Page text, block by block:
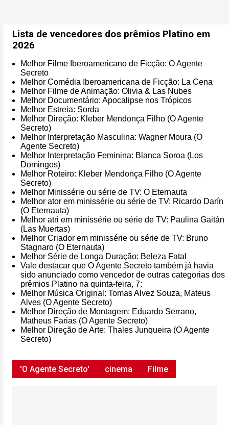
Lista de vencedores dos prêmios Platino em
2026
Melhor Filme Iberoamericano de Ficção: O Agente
Secreto
Melhor Comédia Iberoamericana de Ficção: La Cena
Melhor Filme de Animação: Olivia & Las Nubes
Melhor Documentário: Apocalipse nos Trópicos
Melhor Estreia: Sorda
Melhor Direção: Kleber Mendonça Filho (O Agente
Secreto)
Melhor Interpretação Masculina: Wagner Moura (O
Agente Secreto)
Melhor Interpretação Feminina: Blanca Soroa (Los
Domingos)
Melhor Roteiro: Kleber Mendonça Filho (O Agente
Secreto)
Melhor Minissérie ou série de TV: O Eternauta
Melhor ator em minissérie ou série de TV: Ricardo Darín
(O Eternauta)
Melhor atri em minissérie ou série de TV: Paulina Gaitán
(Las Muertas)
Melhor Criador em minissérie ou série de TV: Bruno
Stagnaro (O Eternauta)
Melhor Série de Longa Duração: Beleza Fatal
Vale destacar que O Agente Secreto também já havia
sido anunciado como vencedor de outras categorias dos
prêmios Platino na quinta-feira, 7:
Melhor Música Original: Tomas Alvez Souza, Mateus
Alves (O Agente Secreto)
Melhor Direção de Montagem: Eduardo Serrano,
Matheus Farias (O Agente Secreto)
Melhor Direção de Arte: Thales Junqueira (O Agente
Secreto)
'O Agente Secreto' cinema Filme